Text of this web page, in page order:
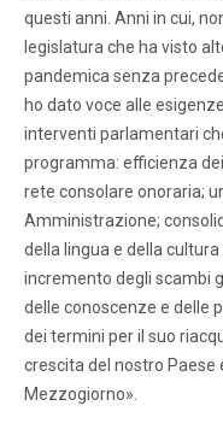
questi anni. Anni in cui,
legislatura che ha visto
pandemica senza
ho dato voce alle
interventi parlamentari
programma: efficienza
rete consolare onoraria;
Amministrazione;
della lingua e della
incremento degli scambi
delle conoscenze e delle
dei termini per il suo
crescita del nostro Paese
Mezzogiorno».